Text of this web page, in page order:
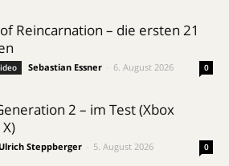
Reincarnation – die ersten 21
Sebastian Essner 6. August 2026 0
2 – im Test (Xbox
Ulrich Steppberger 5. August 2026 0